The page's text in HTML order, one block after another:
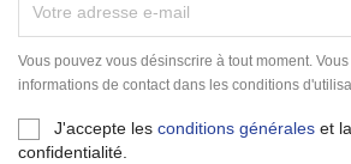
Vous pouvez vous désinscrire à tout moment.
informations de contact dans les conditions
J'accepte les conditions générales et
confidentialité.